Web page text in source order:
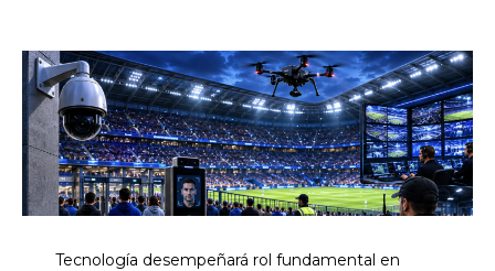
Tecnología desempeñará rol fundamental en